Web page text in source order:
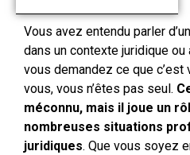
Vous avez entendu parler
dans un contexte juridique
vous demandez ce que c’est
vous, vous n’êtes pas seul.
méconnu, mais il joue un
nombreuses situations
juridiques. Que vous soyez